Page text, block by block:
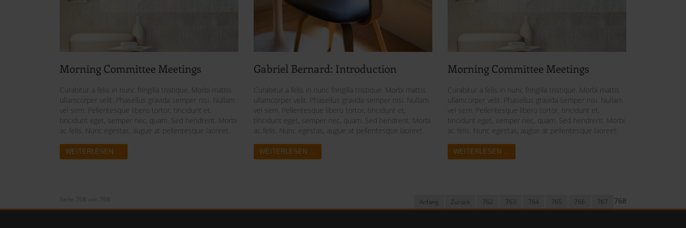
Morning Committee Meetings
Curabitur a felis in nunc fringilla tristique. Morbi mattis
ullamcorper velit. Phasellus gravida semper nisi. Nullam
vel sem. Pellentesque libero tortor, tincidunt et,
tincidunt eget, semper nec, quam. Sed hendrerit. Morbi
ac felis. Nunc egestas, augue at pellentesque laoreet.
WEITERLESEN …
Gabriel Bernard: Introduction
Curabitur a felis in nunc fringilla tristique. Morbi mattis
ullamcorper velit. Phasellus gravida semper nisi. Nullam
vel sem. Pellentesque libero tortor, tincidunt et,
tincidunt eget, semper nec, quam. Sed hendrerit. Morbi
ac felis. Nunc egestas, augue at pellentesque laoreet.
WEITERLESEN …
Morning Committee Meetings
Curabitur a felis in nunc fringilla tristique. Morbi mattis
ullamcorper velit. Phasellus gravida semper nisi. Nullam
vel sem. Pellentesque libero tortor, tincidunt et,
tincidunt eget, semper nec, quam. Sed hendrerit. Morbi
ac felis. Nunc egestas, augue at pellentesque laoreet.
WEITERLESEN …
Seite 768 von 768 Anfang Zurück 762 763 764 765 766 767 768